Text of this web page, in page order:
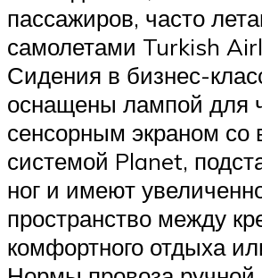
пассажиров, часто
самолетами Turkish
Сидения в бизнес-
оснащены лампой для
сенсорным экраном со
системой Planet,
ног и имеют
пространство между
комфортного отдыха